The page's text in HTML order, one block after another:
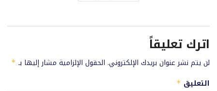
اترك تعليقاً
لن يتم نشر عنوان بريدك الإلكتروني. الحقول الإلزامية مشار إليها بـ *
التعليق *